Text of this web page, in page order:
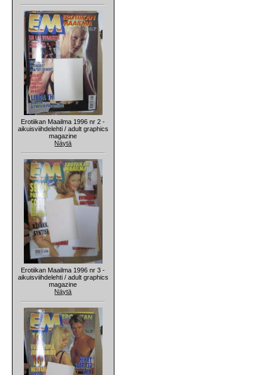
Erotiikan Maailma 1996 nr 2 -
aikuisviihdelehti / adult graphics
magazine
Näytä
Erotiikan Maailma 1996 nr 3 -
aikuisviihdelehti / adult graphics
magazine
Näytä